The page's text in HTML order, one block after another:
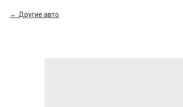
Другие авто